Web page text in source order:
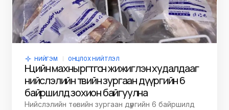
НИЙГЭМ ОНЦЛОХ НИЙТЛЭЛ
Нөөцийн махны өргөтгөсөн жижиглэн худалдааг
нийслэлийн төвийн зургаан дүүргийн 6
байршилд зохион байгуулна
Нийслэлийн төвийн зургаан дүүргийн 6 байршилд